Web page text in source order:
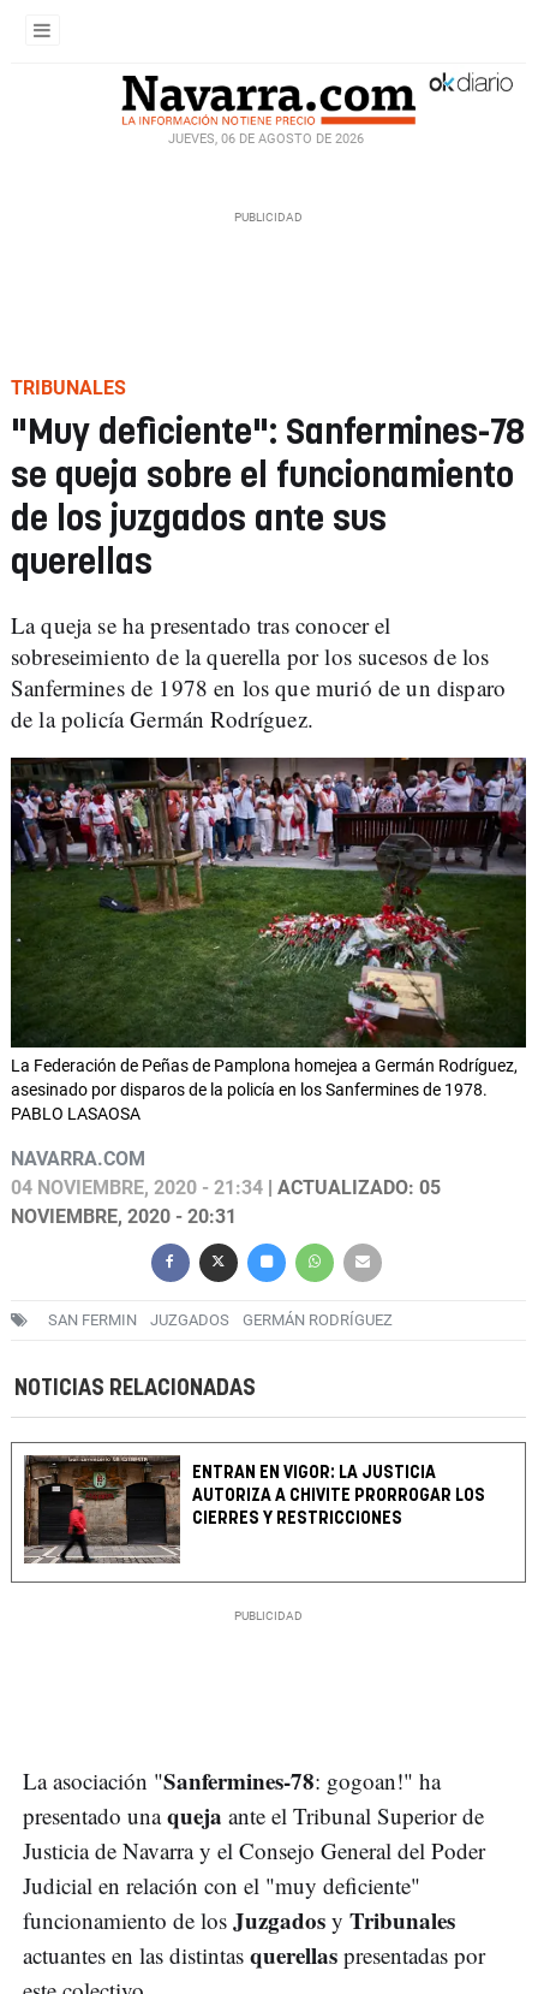
JUEVES, 06 DE AGOSTO DE 2026
TRIBUNALES
"Muy deficiente": Sanfermines-78
se queja sobre el funcionamiento
de los juzgados ante sus
querellas
La queja se ha presentado tras conocer el
sobreseimiento de la querella por los sucesos de los
Sanfermines de 1978 en los que murió de un disparo
de la policía Germán Rodríguez.
La Federación de Peñas de Pamplona homejea a Germán Rodríguez,
asesinado por disparos de la policía en los Sanfermines de 1978.
PABLO LASAOSA
NAVARRA.COM
04 NOVIEMBRE, 2020 - 21:34 | ACTUALIZADO: 05
NOVIEMBRE, 2020 - 20:31
SAN FERMIN JUZGADOS GERMÁN RODRÍGUEZ
NOTICIAS RELACIONADAS
ENTRAN EN VIGOR: LA JUSTICIA
AUTORIZA A CHIVITE PRORROGAR LOS
CIERRES Y RESTRICCIONES
La asociación "Sanfermines-78: gogoan!" ha
presentado unaqueja ante el Tribunal Superior de
Justicia de Navarra y el Consejo General del Poder
Judicial en relación con el "muy deficiente"
funcionamiento de los Juzgados y Tribunales
actuantes en las distintas querellas presentadas por